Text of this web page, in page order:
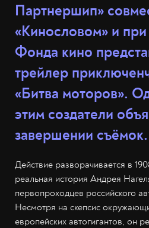
Партнершип»
«Кинословом» и
Фонда кино
трейлер
«Битва моторов».
этим создатели
завершении съёмок.
Действие разворачивается в
реальная история Андрея
первопроходцев российского
Несмотря на скепсис
европейских автогигантов, он